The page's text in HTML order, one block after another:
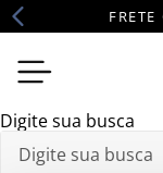
Digite sua busca